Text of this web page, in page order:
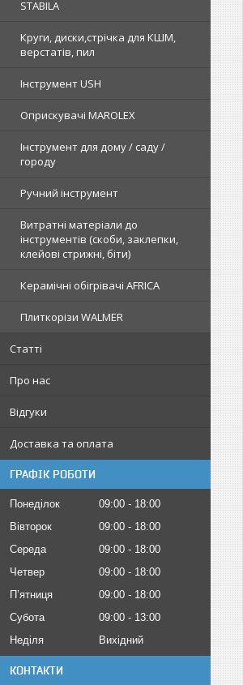
STABILA
Круги, диски,стрічка для КШМ,
верстатів, пил
Інструмент USH
Оприскувачі MAROLEX
Інструмент для дому / саду /
городу
Ручний інструмент
Витратні матеріали до
інструментів (скоби, заклепки,
клейові стрижні, біти)
Керамічні обігрівачі AFRICA
Плиткорізи WALMER
Статті
Про нас
Відгуки
Доставка та оплата
ГРАФІК РОБОТИ
Понеділок 09:00
18:00
Вівторок
09:00
18:00
Середа
09:00
18:00
Четвер
09:00
18:00
Пʼятниця
09:00
18:00
Субота
09:00
13:00
Неділя
Вихідний
КОНТАКТИ